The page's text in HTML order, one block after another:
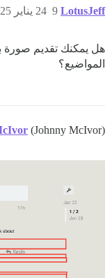
LotusJeff 24 يناير 2025، 12:53م 9
المواضيع؟
(Johnny McIvor)